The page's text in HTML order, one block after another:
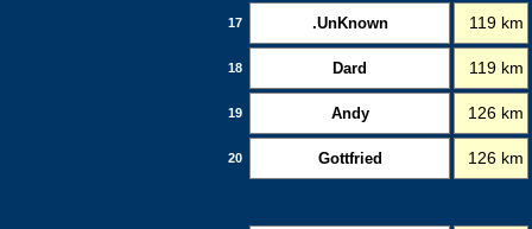
17 .UnKnown 119 km
18 Dard 119 km
19 Andy 126 km
20 Gottfried 126 km